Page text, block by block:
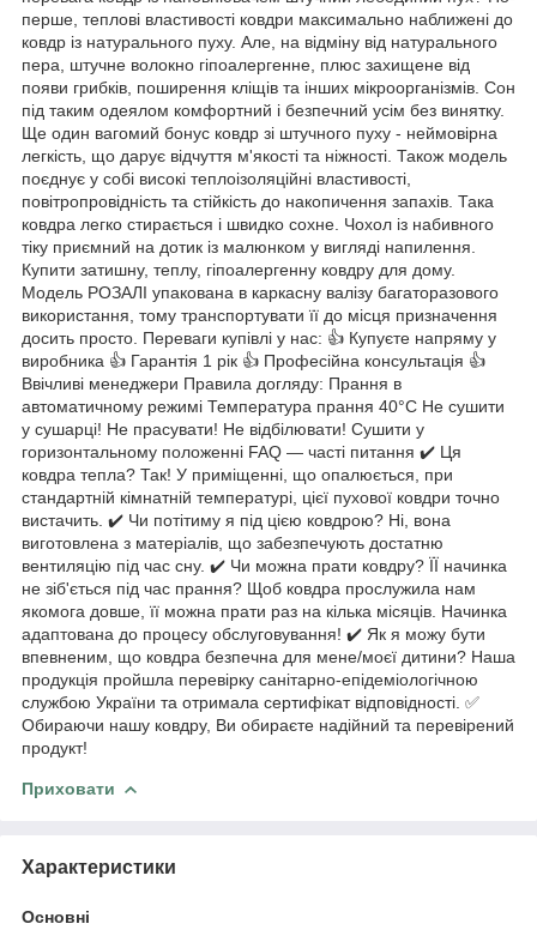
перше, теплові властивості ковдри максимально наближені до
ковдр із натурального пуху. Але, на відміну від натурального
пера, штучне волокно гіпоалергенне, плюс захищене від
появи грибків, поширення кліщів та інших мікроорганізмів. Сон
під таким одеялом комфортний і безпечний усім без винятку.
Ще один вагомий бонус ковдр зі штучного пуху - неймовірна
легкість, що дарує відчуття м'якості та ніжності. Також модель
поєднує у собі високі теплоізоляційні властивості,
повітропровідність та стійкість до накопичення запахів. Така
ковдра легко стирається і швидко сохне. Чохол із набивного
тіку приємний на дотик із малюнком у вигляді напилення.
Купити затишну, теплу, гіпоалергенну ковдру для дому.
Модель РОЗАЛІ упакована в каркасну валізу багаторазового
використання, тому транспортувати її до місця призначення
досить просто. Переваги купівлі у нас: 👍 Купуєте напряму у
виробника 👍 Гарантія 1 рік 👍 Професійна консультація 👍
Ввічливі менеджери Правила догляду: Прання в
автоматичному режимі Температура прання 40°C Не сушити
у сушарці! Не прасувати! Не відбілювати! Сушити у
горизонтальному положенні FAQ — часті питання ✔️ Ця
ковдра тепла? Так! У приміщенні, що опалюється, при
стандартній кімнатній температурі, цієї пухової ковдри точно
вистачить. ✔️ Чи потітиму я під цією ковдрою? Ні, вона
виготовлена з матеріалів, що забезпечують достатню
вентиляцію під час сну. ✔️ Чи можна прати ковдру? ЇЇ начинка
не зіб'ється під час прання? Щоб ковдра прослужила нам
якомога довше, її можна прати раз на кілька місяців. Начинка
адаптована до процесу обслуговування! ✔️ Як я можу бути
впевненим, що ковдра безпечна для мене/моєї дитини? Наша
продукція пройшла перевірку санітарно-епідеміологічною
службою України та отримала сертифікат відповідності. ✅
Обираючи нашу ковдру, Ви обираєте надійний та перевірений
продукт!
Приховати
Характеристики
Основні